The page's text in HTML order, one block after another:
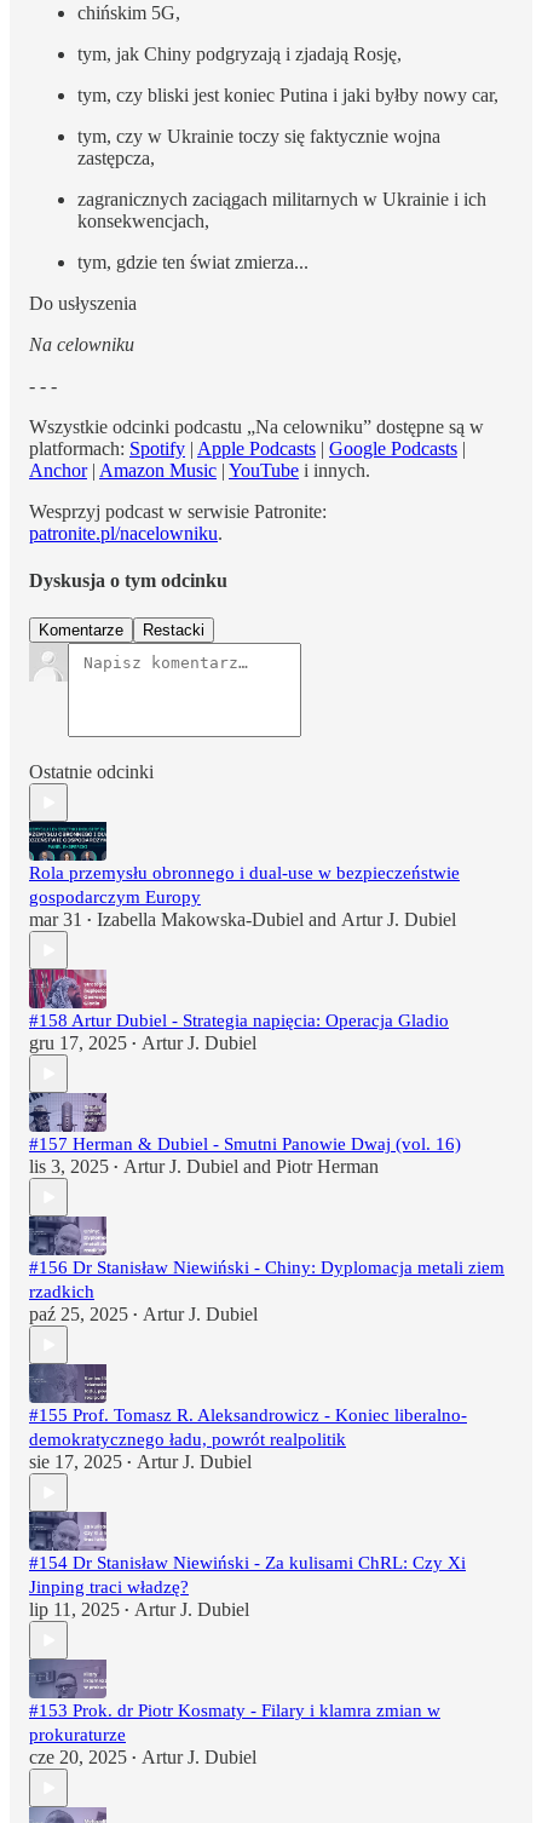
chińskim 5G,
tym, jak Chiny podgryzają i zjadają Rosję,
tym, czy bliski jest koniec Putina i jaki byłby nowy car,
tym, czy w Ukrainie toczy się faktycznie wojna
zastępcza,
zagranicznych zaciągach militarnych w Ukrainie i ich
konsekwencjach,
tym, gdzie ten świat zmierza...
Do usłyszenia
Na celowniku
- - -
Wszystkie odcinki podcastu „Na celowniku” dostępne są w
platformach: Spotify | Apple Podcasts | Google Podcasts |
Anchor| Amazon Music | YouTube i innych.
Wesprzyj podcast w serwisie Patronite:
patronite.pl/nacelowniku.
Dyskusja o tym odcinku
Komentarze Restacki
Ostatnie odcinki
Rola przemysłu obronnego i dual-use w bezpieczeństwie
gospodarczym Europy
mar 31 • Izabella Makowska-Dubiel and Artur J. Dubiel
#158 Artur Dubiel - Strategia napięcia: Operacja Gladio
gru 17, 2025 • Artur J. Dubiel
#157 Herman & Dubiel - Smutni Panowie Dwaj (vol. 16)
lis 3, 2025 • Artur J. Dubiel and Piotr Herman
#156 Dr Stanisław Niewiński - Chiny: Dyplomacja metali ziem
rzadkich
paź 25, 2025 • Artur J. Dubiel
#155 Prof. Tomasz R. Aleksandrowicz - Koniec liberalno-
demokratycznego ładu, powrót realpolitik
sie 17, 2025 • Artur J. Dubiel
#154 Dr Stanisław Niewiński - Za kulisami ChRL: Czy Xi
Jinping traci władzę?
lip 11, 2025 • Artur J. Dubiel
#153 Prok. dr Piotr Kosmaty - Filary i klamra zmian w
prokuraturze
cze 20, 2025 • Artur J. Dubiel